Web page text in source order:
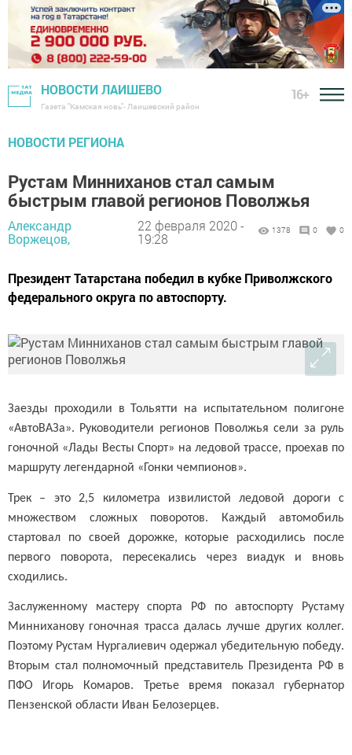
НОВОСТИ ЛАИШЕВО
Газета "Камская новь"- Лаишевский район
16+
НОВОСТИ РЕГИОНА
Рустам Минниханов стал самым
быстрым главой регионов Поволжья
Александр
Воржецов,
22 февраля 2020 -
19:28
1378 0 0
Президент Татарстана победил в кубке Приволжского
федерального округа по автоспорту.
Заезды проходили в Тольятти на испытательном полигоне
«АвтоВАЗа». Руководители регионов Поволжья сели за руль
гоночной «Лады Весты Спорт» на ледовой трассе, проехав по
маршруту легендарной «Гонки чемпионов».
Трек – это 2,5 километра извилистой ледовой дороги с
множеством сложных поворотов. Каждый автомобиль
стартовал по своей дорожке, которые расходились после
первого поворота, пересекались через виадук и вновь
сходились.
Заслуженному мастеру спорта РФ по автоспорту Рустаму
Минниханову гоночная трасса далась лучше других коллег.
Поэтому Рустам Нургалиевич одержал убедительную победу.
Вторым стал полномочный представитель Президента РФ в
ПФО Игорь Комаров. Третье время показал губернатор
Пензенской области Иван Белозерцев.